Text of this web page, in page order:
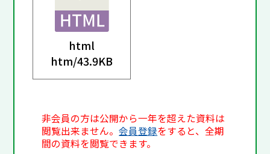
html
htm/43.9KB
非会員の方は公開から一年を超えた資料は
閲覧出来ません。会員登録をすると、全期
間の資料を閲覧できます。